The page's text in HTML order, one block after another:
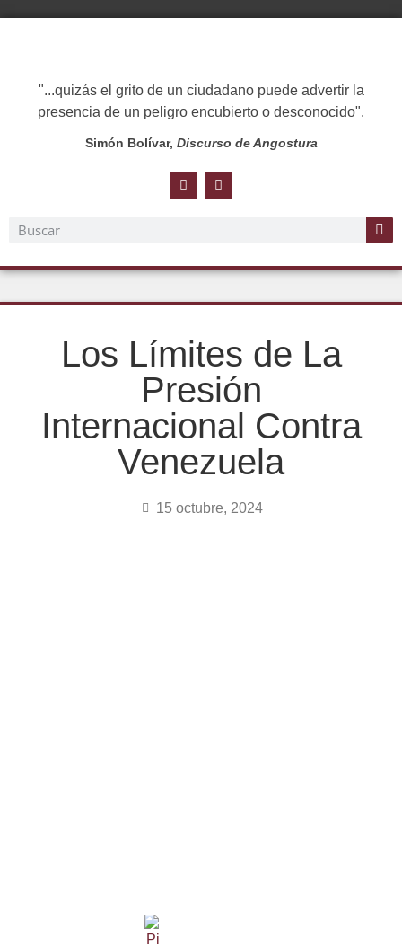
"...quizás el grito de un ciudadano puede advertir la
presencia de un peligro encubierto o desconocido".
Simón Bolívar, Discurso de Angostura
Los Límites de La
Presión
Internacional Contra
Venezuela
15 octubre, 2024